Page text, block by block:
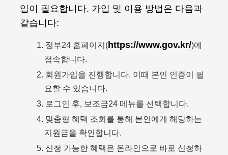
입이 필요합니다. 가입 및 이용 방법은 다음과
같습니다:
정부24 홈페이지(https://www.gov.kr/)에
접속합니다.
회원가입을 진행합니다. 이때 본인 인증이 필
요할 수 있습니다.
로그인 후, 보조금24 메뉴를 선택합니다.
맞춤형 혜택 조회를 통해 본인에게 해당하는
지원금을 확인합니다.
신청 가능한 혜택은 온라인으로 바로 신청하